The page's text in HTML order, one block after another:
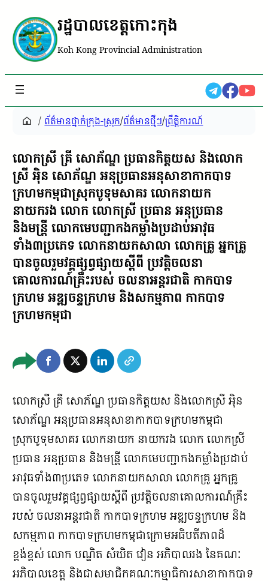
រដ្ឋបាលខេត្តកោះកុង
Koh Kong Provincial Administration
/ ព័ត៌មានថ្នាក់ក្រុង-ស្រុក/ព័ត៌មានថ្មីៗ/ព្រឹត្តិការណ៍
លោកស្រី គ្រី សោភ័ណ្ឌ ប្រធានកិត្តយស និងលោក
ស្រី អ៉ិន សោភ័ណ្ឌ អនុប្រធានអនុសាខាកាកបាទ
ក្រហមកម្ពុជាស្រុកបូទុមសាគរ លោកនាយក
នាយករង លោក លោកស្រី ប្រធាន អនុប្រធាន
និងមន្រ្តី លោកមេបញ្ជាកងកម្លាំងប្រដាប់អាវុធ
ទាំង៣ប្រភេទ លោកនាយកសាលា លោកគ្រូ អ្នកគ្រូ
បានចូលរួមវគ្គផ្សព្វផ្សាយស្តីពី ប្រវត្តិចលនា
គោលការណ៍គ្រឹះរបស់ ចលនាអន្តរជាតិ កាកបាទ
ក្រហម អឌ្ឍចន្ទក្រហម និងសកម្មភាព កាកបាទ
ក្រហមកម្ពុជា
លោកស្រី គ្រី សោភ័ណ្ឌ ប្រធានកិត្តយស និងលោកស្រី អ៉ិន
សោភ័ណ្ឌ អនុប្រធានអនុសាខាកាកបាទក្រហមកម្ពុជា
ស្រុកបូទុមសាគរ លោកនាយក នាយករង លោក លោកស្រី
ប្រធាន អនុប្រធាន និងមន្រ្តី លោកមេបញ្ជាកងកម្លាំងប្រដាប់
អាវុធទាំង៣ប្រភេទ លោកនាយកសាលា លោកគ្រូ អ្នកគ្រូ
បានចូលរួមវគ្គផ្សព្វផ្សាយស្តីពី ប្រវត្តិចលនាគោលការណ៍គ្រឹះ
របស់ ចលនាអន្តរជាតិ កាកបាទក្រហម អឌ្ឍចន្ទក្រហម និង
សកម្មភាព កាកបាទក្រហមកម្ពុជាក្រោមអធិបតីភាពដ៏
ខ្ពង់ខ្ពស់ លោក បណ្ឌិត សំឃិត វៀន អភិបាលរង នៃគណៈ
អភិបាលខេត្ត និងជាសមាជិកគណៈកម្មាធិការសាខាកាកបាទ